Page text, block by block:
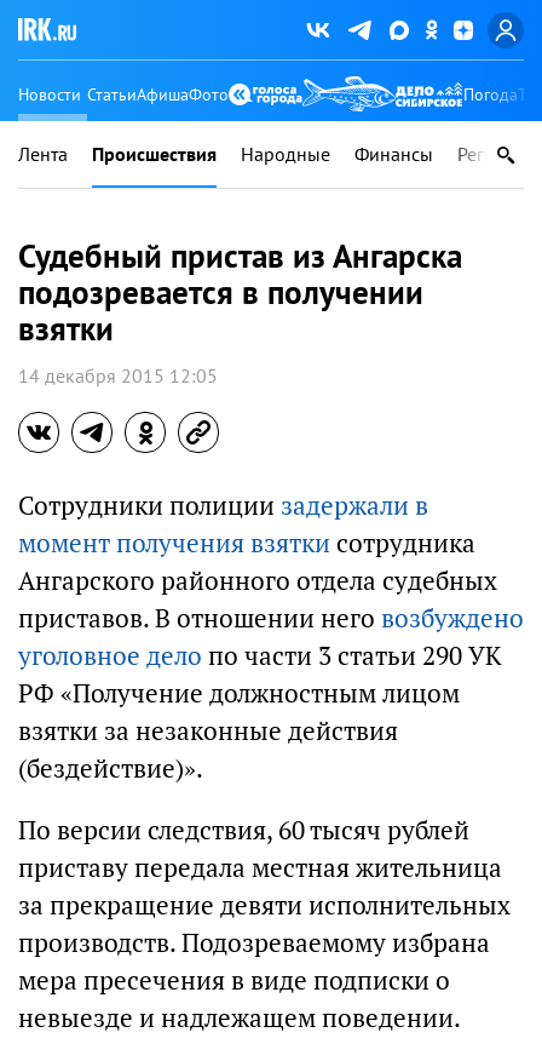
Новости СтатьиАфишаФото Погода
Лента Происшествия Народные Финансы Регионы
Судебный пристав из Ангарска
подозревается в получении
взятки
14 декабря 2015 12:05
Сотрудники полиции задержали в
момент получения взятки сотрудника
Ангарского районного отдела судебных
приставов. В отношении него возбуждено
уголовное дело по части 3 статьи 290 УК
РФ «Получение должностным лицом
взятки за незаконные действия
(бездействие)».
По версии следствия, 60 тысяч рублей
приставу передала местная жительница
за прекращение девяти исполнительных
производств. Подозреваемому избрана
мера пресечения в виде подписки о
невыезде и надлежащем поведении.